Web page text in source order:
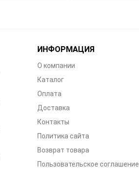
ИНФОРМАЦИЯ
О компании
Каталог
Оплата
Доставка
Контакты
Политика сайта
Возврат товара
Пользовательское соглашение